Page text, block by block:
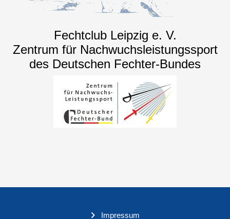
Fechtclub Leipzig e. V.
Zentrum für Nachwuchsleistungssport
des Deutschen Fechter-Bundes
Impressum